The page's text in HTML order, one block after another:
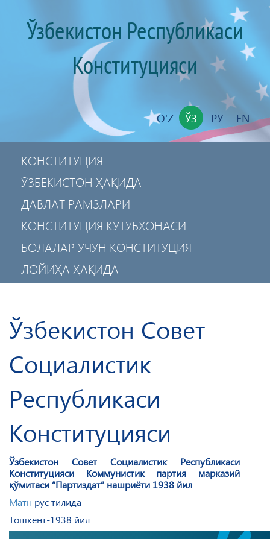
Ўзбекистон Республикаси
Конституцияси
O'Z ЎЗ РУ EN
КОНСТИТУЦИЯ
ЎЗБЕКИСТОН ҲАҚИДА
ДАВЛАТ РАМЗЛАРИ
КОНСТИТУЦИЯ КУТУБХОНАСИ
БОЛАЛАР УЧУН КОНСТИТУЦИЯ
ЛОЙИҲА ҲАҚИДА
​Ўзбекистон Совет
Социалистик
Республикаси
Конституцияси
​Ўзбекистон Совет Социалистик Республикаси
Конституцияси Коммунистик партия марказий
қўмитаси “Партиздат” нашриёти 1938 йил
Матн рус тилида
Тошкент-1938 йил